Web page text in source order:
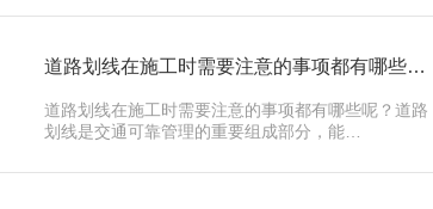
道路划线在施工时需要注意的事项都有哪些呢？
道路划线在施工时需要注意的事项都有哪些呢？道路
划线是交通可靠管理的重要组成部分，能…